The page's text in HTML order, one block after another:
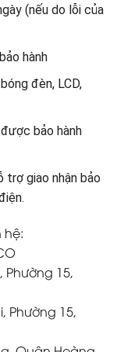
(nếu do lỗi của
hành
đèn, LCD,
bảo hành
trợ giao nhận bảo
hệ:
Phường 15,
Phường 15,